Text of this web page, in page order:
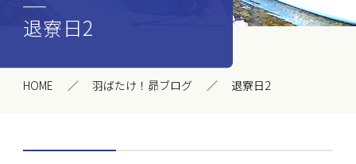
退寮日2
HOME 羽ばたけ！昴ブログ 退寮日2